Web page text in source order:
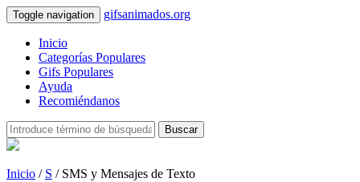
Toggle navigation gifsanimados.org
Inicio
Categorías Populares
Gifs Populares
Ayuda
Recomiéndanos
Buscar
Inicio / S / SMS y Mensajes de Texto